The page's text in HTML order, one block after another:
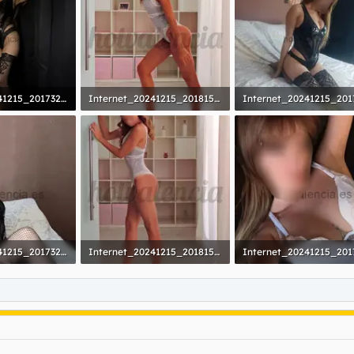
Internet_20241215_201732_56.webp
Internet_20241215_201815_5.webp
36,9 KB · Visitas: 197
64,2 KB · Visitas: 199
Internet_20241215_201732_57.webp
188
Internet_20241215_201815_1.webp
32,6 KB · Visitas: 176
47 KB · Visitas: 191